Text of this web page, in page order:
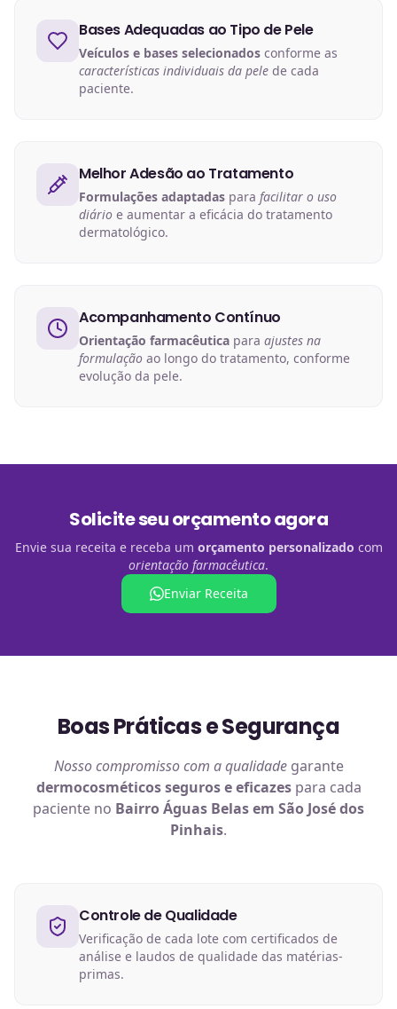
Bases Adequadas ao Tipo de Pele
Veículos e bases selecionados conforme as
características individuais da pele de cada
paciente.
Melhor Adesão ao Tratamento
Formulações adaptadas para facilitar o uso
diário e aumentar a eficácia do tratamento
dermatológico.
Acompanhamento Contínuo
Orientação farmacêutica para ajustes na
formulação ao longo do tratamento, conforme
evolução da pele.
Solicite seu orçamento agora
Envie sua receita e receba um orçamento personalizado com
orientação farmacêutica.
Enviar Receita
Boas Práticas e Segurança
Nosso compromisso com a qualidadegarante
dermocosméticosseguros e eficazespara cada
paciente no Bairro Águas Belas em São José dos
Pinhais.
Controle de Qualidade
Verificação de cada lote com certificados de
análise e laudos de qualidade das matérias-
primas.